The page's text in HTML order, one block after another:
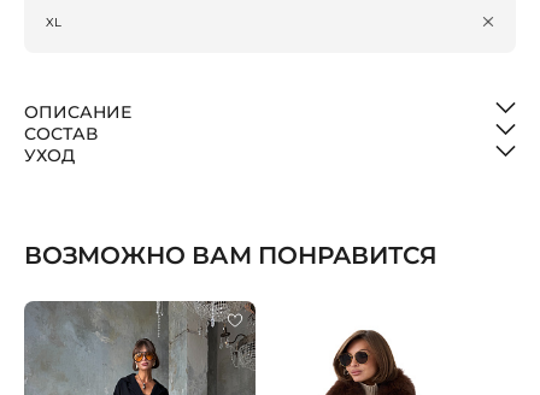
ОПИСАНИЕ
СОСТАВ
УХОД
ВОЗМОЖНО ВАМ ПОНРАВИТСЯ